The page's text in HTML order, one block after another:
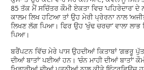
85 ਤੱਕ ਮੈਂ ਸਚਿੱਤਰ ਕੌਮੀ ਏਕਤਾ ਵਿਚ ‘ਪਹਿਰੇਦਾਰ’ ਦੇ
ਕਾਲਮ ਲਿਖ ਹਟਿਆ ਤਾਂ ਉਹ ਮੇਰੀ ਪ੍ਰੇਰਨਾ ਨਾਲ
ਲਿਖਣ ਲੱਗ ਪਿਆ। ਫਿਰ ਉਹ ‘ਖੁੰਢ ਚਰਚਾ’ ਵਾਲਾ
ਪਿਆ।
ਬਰੈਂਪਟਨ ਵਿੱਚ ਮੇਰੇ ਪਾਸ ਉਹਦੀਆਂ ਕਿਤਾਬਾਂ ‘ਗਭਰੂ ਪੁੱਤ
ਦੀਆਂ ਬਾਤਾਂ’ ਪਈਆਂ ਹਨ। ‘ਚੰਨ ਮਾਹੀ ਦੀਆਂ ਬਾਤਾਂ’